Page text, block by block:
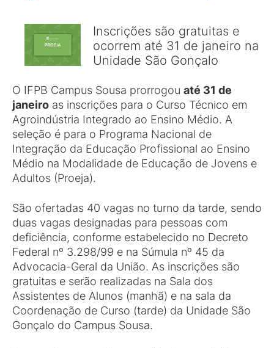
Inscrições são gratuitas e
ocorrem até 31 de janeiro na
Unidade São Gonçalo
O IFPB Campus Sousa prorrogou até 31 de
janeiro as inscrições para o Curso Técnico em
Agroindústria Integrado ao Ensino Médio. A
seleção é para o Programa Nacional de
Integração da Educação Profissional ao Ensino
Médio na Modalidade de Educação de Jovens e
Adultos (Proeja).
São ofertadas 40 vagas no turno da tarde, sendo
duas vagas designadas para pessoas com
deficiência, conforme estabelecido no Decreto
Federal nº 3.298/99 e na Súmula nº 45 da
Advocacia-Geral da União. As inscrições são
gratuitas e serão realizadas na Sala dos
Assistentes de Alunos (manhã) e na sala da
Coordenação de Curso (tarde) da Unidade São
Gonçalo do Campus Sousa.